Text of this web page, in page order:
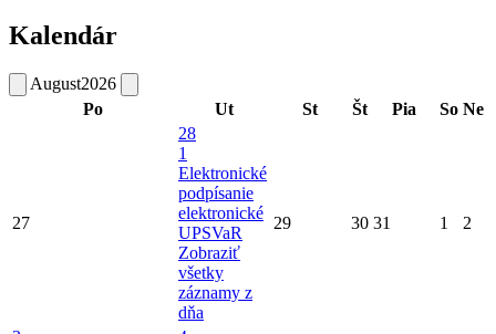
Kalendár
August2026
Po
Ut St Št Pia So Ne
27
28
1
Elektronické
podpísanie
elektronické
UPSVaR
Zobraziť
všetky
záznamy z
dňa
29 30 31 1 2